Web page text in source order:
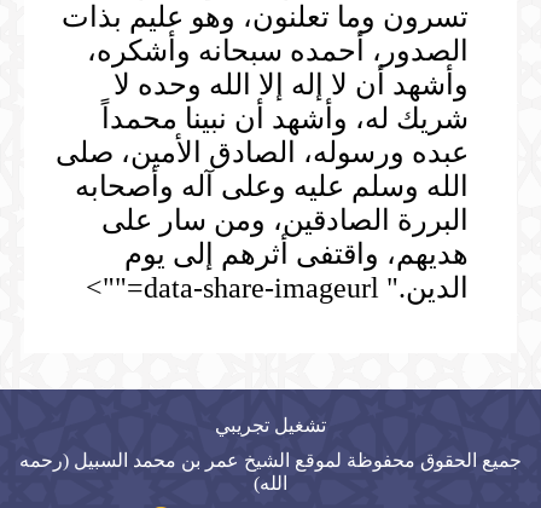
تسرون وما تعلنون، وهو عليم بذات
الصدور، أحمده سبحانه وأشكره،
وأشهد أن لا إله إلا الله وحده لا
شريك له، وأشهد أن نبينا محمداً
عبده ورسوله، الصادق الأمين، صلى
الله وسلم عليه وعلى آله وأصحابه
البررة الصادقين، ومن سار على
هديهم، واقتفى أثرهم إلى يوم
الدين." data-share-imageurl="">
تشغيل تجريبي
جميع الحقوق محفوظة لموقع الشيخ عمر بن محمد السبيل (رحمه
الله)